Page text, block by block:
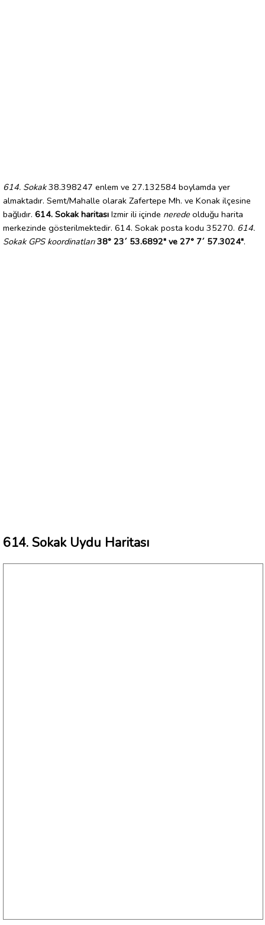
614. Sokak38.398247 enlem ve 27.132584 boylamda yer
almaktadır. Semt/Mahalle olarak Zafertepe Mh. ve Konak ilçesine
bağlıdır. 614. Sokak haritası Izmir ili içinde nerede olduğu harita
merkezinde gösterilmektedir. 614. Sokak posta kodu 35270. 614.
Sokak GPS koordinatları 38° 23´ 53.6892" ve 27° 7´ 57.3024".
614. Sokak Uydu Haritası